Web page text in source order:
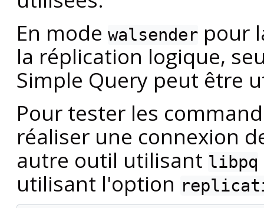
En mode walsender pour
la réplication logique,
Simple Query peut être
Pour tester les
réaliser une connexion
autre outil utilisant libpq
utilisant l'option